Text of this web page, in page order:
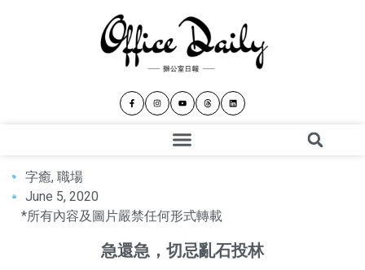
字癒, 職場
June 5, 2020
*所有內容及圖片嚴禁任何形式轉載
急還急，切忌亂石投林